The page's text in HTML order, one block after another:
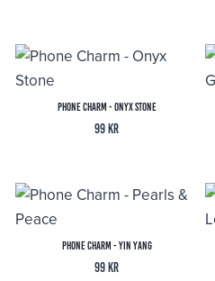
Phone Charm - Onyx Stone
99kr
Phone Charm - Yin Yang
99kr